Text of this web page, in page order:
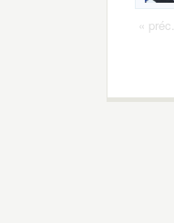
« préc.